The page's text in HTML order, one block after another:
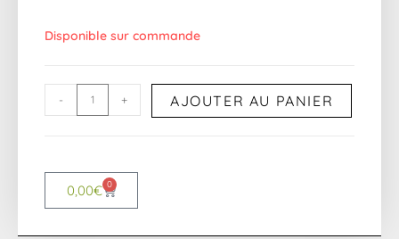
Disponible sur commande
- + AJOUTER AU PANIER
0,00€ 0